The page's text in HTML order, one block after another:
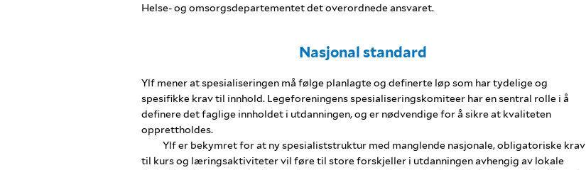
Helse- og omsorgsdepartementet det overordnede ansvaret.
Nasjonal standard
Ylf mener at spesialiseringen må følge planlagte og definerte løp som har tydelige og
spesifikke krav til innhold. Legeforeningens spesialiseringskomiteer har en sentral rolle i å
definere det faglige innholdet i utdanningen, og er nødvendige for å sikre at kvaliteten
opprettholdes.
Ylf er bekymret for at ny spesialiststruktur med manglende nasjonale, obligatoriske krav
til kurs og læringsaktiviteter vil føre til store forskjeller i utdanningen avhengig av lokale